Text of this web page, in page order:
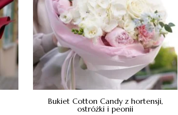
Bukiet Cotton Candy z hortensji,
ostróżki i peonii